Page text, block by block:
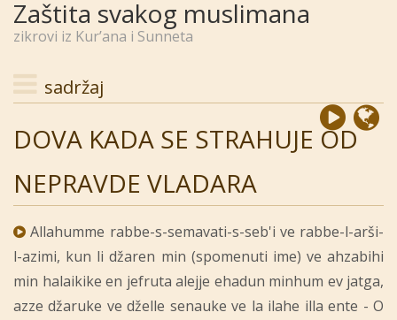
Zaštita svakog muslimana
zikrovi iz Kur’ana i Sunneta
sadržaj
DOVA KADA SE STRAHUJE OD
NEPRAVDE VLADARA
Allahumme rabbe-s-semavati-s-seb'i ve rabbe-l-arši-
l-azimi, kun li džaren min (spomenuti ime) ve ahzabihi
min halaikike en jefruta alejje ehadun minhum ev jatga,
azze džaruke ve dželle senauke ve la ilahe illa ente - O